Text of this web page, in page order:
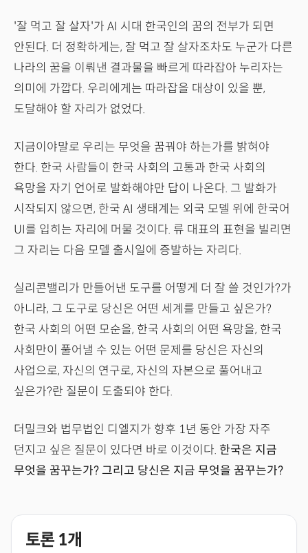
'잘 먹고 잘 살자'가 AI 시대 한국인의 꿈의 전부가 되면
안된다. 더 정확하게는, 잘 먹고 잘 살자조차도 누군가 다른
나라의 꿈을 이뤄낸 결과물을 빠르게 따라잡아 누리자는
의미에 가깝다. 우리에게는 따라잡을 대상이 있을 뿐,
도달해야 할 자리가 없었다.
지금이야말로 우리는 무엇을 꿈꿔야 하는가를 밝혀야
한다. 한국 사람들이 한국 사회의 고통과 한국 사회의
욕망을 자기 언어로 발화해야만 답이 나온다. 그 발화가
시작되지 않으면, 한국 AI 생태계는 외국 모델 위에 한국어
UI를 입히는 자리에 머물 것이다. 류 대표의 표현을 빌리면
그 자리는 다음 모델 출시일에 증발하는 자리다.
실리콘밸리가 만들어낸 도구를 어떻게 더 잘 쓸 것인가?가
아니라, 그 도구로 당신은 어떤 세계를 만들고 싶은가?
한국 사회의 어떤 모순을, 한국 사회의 어떤 욕망을, 한국
사회만이 풀어낼 수 있는 어떤 문제를 당신은 자신의
사업으로, 자신의 연구로, 자신의 자본으로 풀어내고
싶은가?란 질문이 도출되야 한다.
더밀크와 법무법인 디엘지가 향후 1년 동안 가장 자주
던지고 싶은 질문이 있다면 바로 이것이다. 한국은 지금
무엇을 꿈꾸는가? 그리고 당신은 지금 무엇을 꿈꾸는가?
토론 1개